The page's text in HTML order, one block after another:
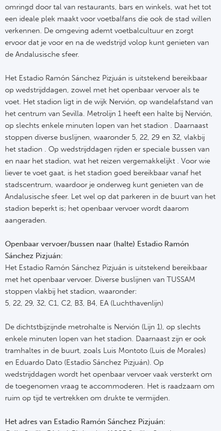
omringd door tal van restaurants, bars en winkels, wat het tot
een ideale plek maakt voor voetbalfans die ook de stad willen
verkennen. De omgeving ademt voetbalcultuur en zorgt
ervoor dat je voor en na de wedstrijd volop kunt genieten van
de Andalusische sfeer.
Het Estadio Ramón Sánchez Pizjuán is uitstekend bereikbaar
op wedstrijddagen, zowel met het openbaar vervoer als te
voet. Het stadion ligt in de wijk Nervión, op wandelafstand van
het centrum van Sevilla. Metrolijn 1 heeft een halte bij Nervión,
op slechts enkele minuten lopen van het stadion . Daarnaast
stoppen diverse buslijnen, waaronder 5, 22, 29 en 32, vlakbij
het stadion . Op wedstrijddagen rijden er speciale bussen van
en naar het stadion, wat het reizen vergemakkelijkt . Voor wie
liever te voet gaat, is het stadion goed bereikbaar vanaf het
stadscentrum, waardoor je onderweg kunt genieten van de
Andalusische sfeer. Let wel op dat parkeren in de buurt van het
stadion beperkt is; het openbaar vervoer wordt daarom
aangeraden.
Openbaar vervoer/bussen naar (halte) Estadio Ramón
Sánchez Pizjuán:
Het Estadio Ramón Sánchez Pizjuán is uitstekend bereikbaar
met het openbaar vervoer. Diverse buslijnen van TUSSAM
stoppen vlakbij het stadion, waaronder:
5, 22, 29, 32, C1, C2, B3, B4, EA (Luchthavenlijn)
De dichtstbijzijnde metrohalte is Nervión (Lijn 1), op slechts
enkele minuten lopen van het stadion. Daarnaast zijn er ook
tramhaltes in de buurt, zoals Luis Montoto (Luis de Morales)
en Eduardo Dato (Estadio Sánchez Pizjuán). Op
wedstrijddagen wordt het openbaar vervoer vaak versterkt om
de toegenomen vraag te accommoderen. Het is raadzaam om
ruim op tijd te vertrekken om drukte te vermijden.
Het adres van Estadio Ramón Sánchez Pizjuán: